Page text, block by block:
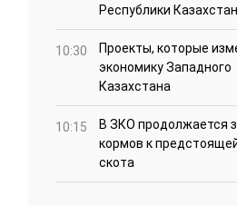
Республики Казахстан
10:30
Проекты, которые
экономику Западного
Казахстана
10:15
В ЗКО продолжается
кормов к
скота